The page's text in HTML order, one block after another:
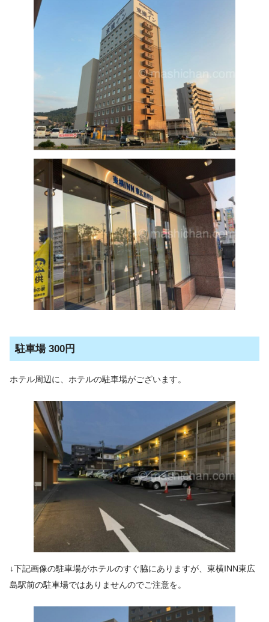
駐車場 300円
ホテル周辺に、ホテルの駐車場がございます。
↓下記画像の駐車場がホテルのすぐ脇にありますが、東横INN東広
島駅前の駐車場ではありませんのでご注意を。